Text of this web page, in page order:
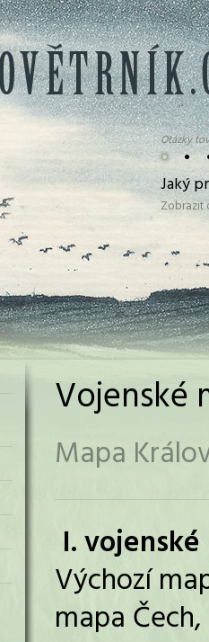
• •
Otázky
Jaký
Vojenské
Mapa
I.
Výchozí
mapa